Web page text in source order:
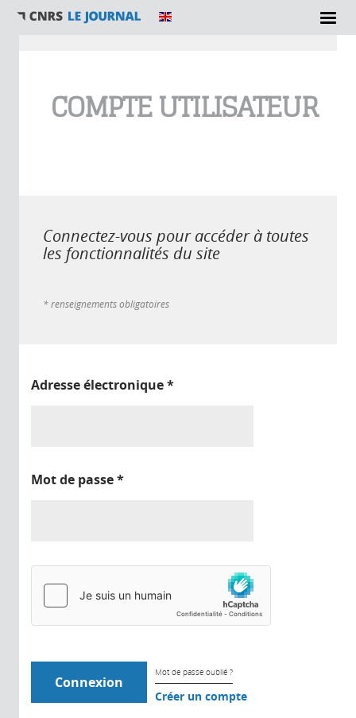
COMPTE UTILISATEUR
Connectez-vous pour accéder à toutes
les fonctionnalités du site
* renseignements obligatoires
Adresse électronique*
Mot de passe*
Mot de passe oublié ?
Créer un compte